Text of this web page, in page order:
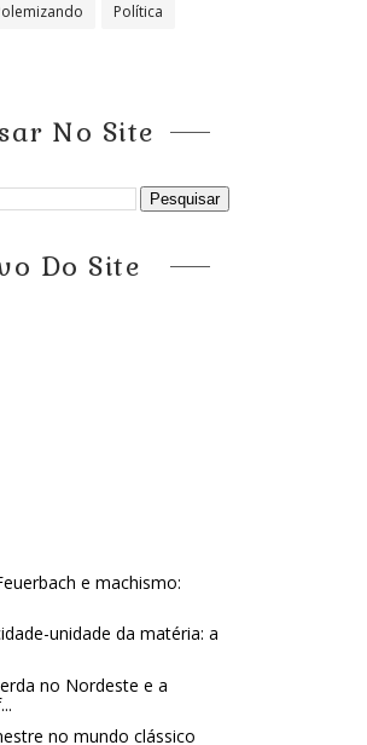
Política
No Site
Do Site
e machismo:
unidade da matéria: a
no Nordeste e a
no mundo clássico